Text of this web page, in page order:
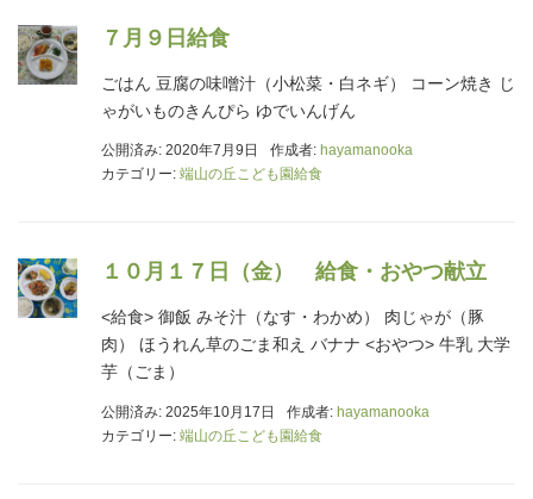
７月９日給食
ごはん 豆腐の味噌汁（小松菜・白ネギ） コーン焼き じ
ゃがいものきんぴら ゆでいんげん
公開済み: 2020年7月9日 作成者: hayamanooka
カテゴリー: 端山の丘こども園給食
１０月１７日（金） 給食・おやつ献立
<給食> 御飯 みそ汁（なす・わかめ） 肉じゃが（豚
肉） ほうれん草のごま和え バナナ <おやつ> 牛乳 大学
芋（ごま）
公開済み: 2025年10月17日 作成者: hayamanooka
カテゴリー: 端山の丘こども園給食